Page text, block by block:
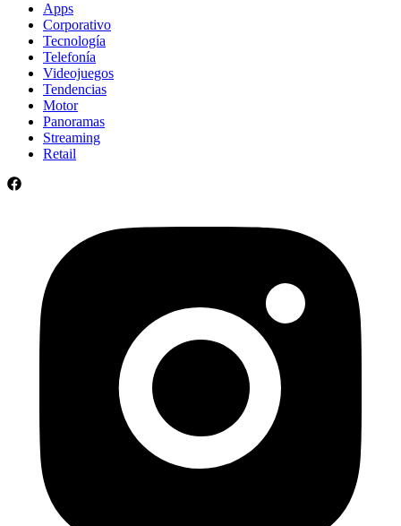
Apps
Corporativo
Tecnología
Telefonía
Videojuegos
Tendencias
Motor
Panoramas
Streaming
Retail